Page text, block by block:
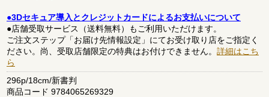
●3Dセキュア導入とクレジットカードによるお支払いについて
●店舗受取サービス（送料無料）もご利用いただけます。
ご注文ステップ「お届け先情報設定」にてお受け取り店をご指定く
ださい。尚、受取店舗限定の特典はお付けできません。 詳細はこち
ら
296p/18cm/新書判
商品コード 9784065269329